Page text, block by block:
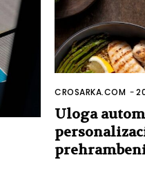
CROSARKA.COM -
Uloga